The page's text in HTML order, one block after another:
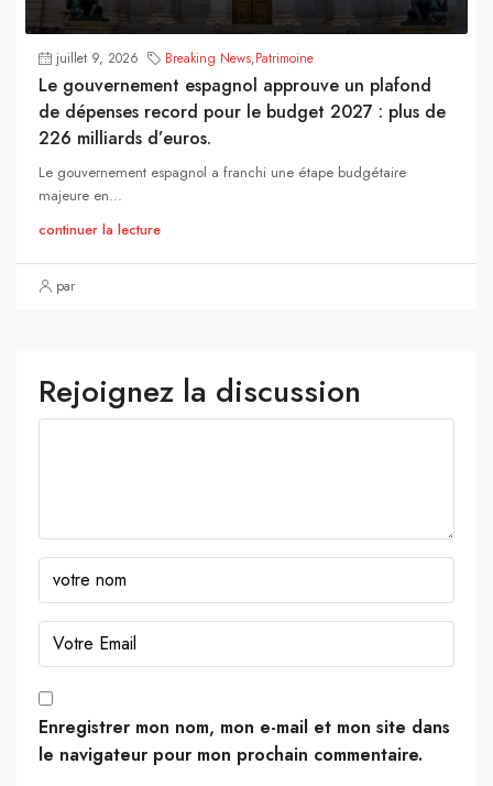
juillet 9, 2026 Breaking News,Patrimoine
Le gouvernement espagnol approuve un plafond
de dépenses record pour le budget 2027 : plus de
226 milliards d’euros.
Le gouvernement espagnol a franchi une étape budgétaire
majeure en...
continuer la lecture
par
Rejoignez la discussion
Enregistrer mon nom, mon e-mail et mon site dans
le navigateur pour mon prochain commentaire.